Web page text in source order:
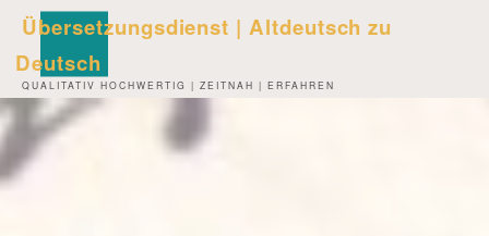
Zum
Inhalt
springen
Übersetzungsdienst | Altdeutsch zu
Deutsch
QUALITATIV HOCHWERTIG | ZEITNAH | ERFAHREN